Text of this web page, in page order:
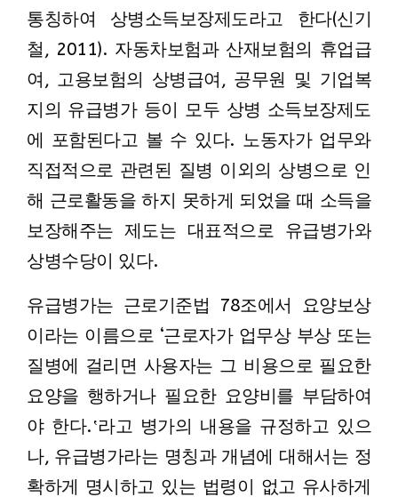
통칭하여 상병소득보장제도라고 한다(신기
철, 2011). 자동차보험과 산재보험의 휴업급
여, 고용보험의 상병급여, 공무원 및 기업복
지의 유급병가 등이 모두 상병 소득보장제도
에 포함된다고 볼 수 있다. 노동자가 업무와
직접적으로 관련된 질병 이외의 상병으로 인
해 근로활동을 하지 못하게 되었을 때 소득을
보장해주는 제도는 대표적으로 유급병가와
상병수당이 있다.
유급병가는 근로기준법 78조에서 요양보상
이라는 이름으로 ‘근로자가 업무상 부상 또는
질병에 걸리면 사용자는 그 비용으로 필요한
요양을 행하거나 필요한 요양비를 부담하여
야 한다.‛라고 병가의 내용을 규정하고 있으
나, 유급병가라는 명칭과 개념에 대해서는 정
확하게 명시하고 있는 법령이 없고 유사하게